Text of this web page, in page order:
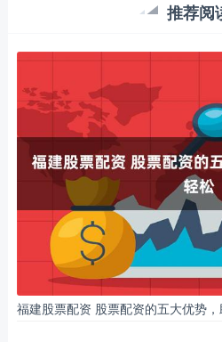
推荐阅
福建股票配资 股票配资的五大优势